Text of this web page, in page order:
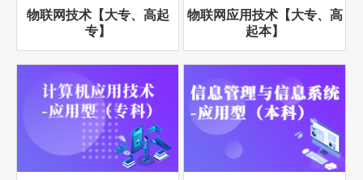
物联网技术【大专、高起
专】
物联网应用技术【大专、高
起本】